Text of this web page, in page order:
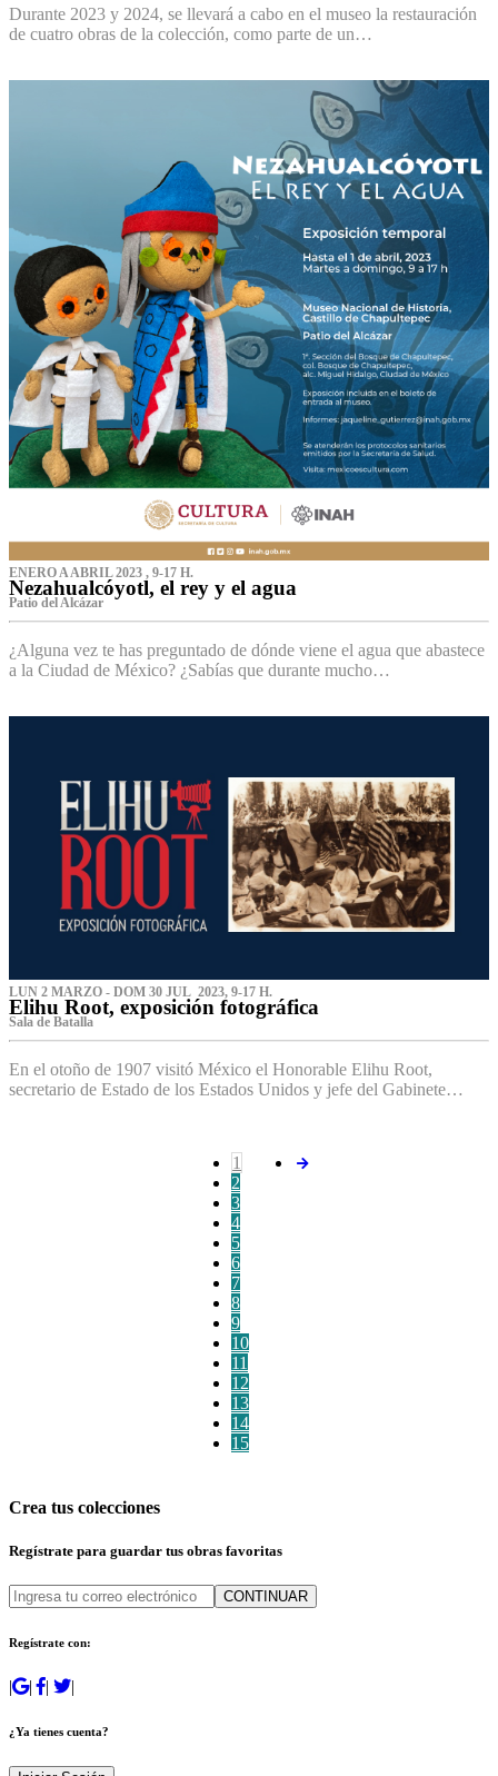
Durante 2023 y 2024, se llevará a cabo en el museo la restauración
de cuatro obras de la colección, como parte de un…
ENERO A ABRIL 2023 , 9-17 H.
Nezahualcóyotl, el rey y el agua
Patio del Alcázar
¿Alguna vez te has preguntado de dónde viene el agua que abastece
a la Ciudad de México? ¿Sabías que durante mucho…
LUN 2 MARZO - DOM 30 JUL 2023, 9-17 H.
Elihu Root, exposición fotográfica
Sala de Batalla
En el otoño de 1907 visitó México el Honorable Elihu Root,
secretario de Estado de los Estados Unidos y jefe del Gabinete…
1
2
3
4
5
6
7
8
9
10
11
12
13
14
15
Crea tus colecciones
Regístrate para guardar tus obras favoritas
CONTINUAR
Regístrate con:
| | | |
¿Ya tienes cuenta?